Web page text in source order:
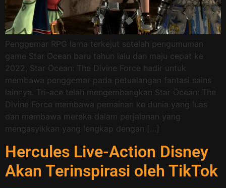
Penggemar RPG lama terkejut setelah pengumuman
game Star Ocean baru tahun lalu dan maju cepat ke
2022, Star Ocean: The Divine Force hadir untuk
membawa penggemar pada petualangan fantasi sains
lainnya. Tri-ace telah mengembangkan Star Ocean: The
Divine Force membawa pemainan ke dunia yang luas
dan membawa mereka dalam perjalanan yang
mengasyikkan yang lengkap dengan […]
Hercules Live-Action Disney
Akan Terinspirasi oleh TikTok